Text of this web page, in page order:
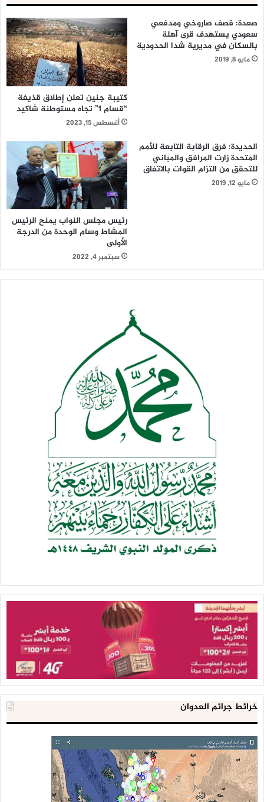
صعدة: قصف صاروخي ومدفعي
سعودي يستهدف قرى آهلة
بالسكان في مديرية شدا الحدودية
مايو 8, 2019
كتيبة جنين تعلن إطلاق قذيفة
“قسام 1” تجاه مستوطنة شاكيد
أغسطس 15, 2023
الحديدة: فرق الرقابة التابعة للأمم
المتحدة زارت المرافق والمباني
للتحقق من التزام القوات بالاتفاق
مايو 12, 2019
رئيس مجلس النواب يمنح الرئيس
المشاط وسام الوحدة من الدرجة
الأولى
سبتمبر 4, 2022
خرائط جرائم العدوان